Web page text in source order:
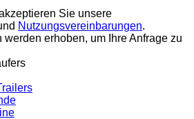
Sie unsere
Nutzungsvereinbarungen.
werden erhoben, um Ihre Anfrage zu